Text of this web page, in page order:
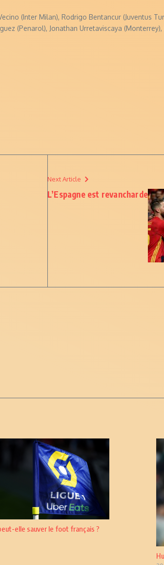
(Inter Milan), Rodrigo Bentancur (Juventus
(Penarol), Jonathan Urretaviscaya
Next Article
L’Espagne est revancharde
elle sauver le foot français ?